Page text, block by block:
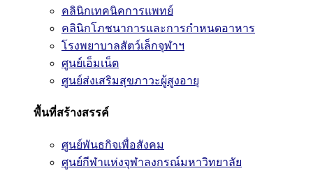
คลินิกเทคนิคการแพทย์
คลินิกโภชนาการและการกำหนดอาหาร
โรงพยาบาลสัตว์เล็กจุฬาฯ
ศูนย์เอ็มเน็ต
ศูนย์ส่งเสริมสุขภาวะผู้สูงอายุ
พื้นที่สร้างสรรค์
ศูนย์พันธกิจเพื่อสังคม
ศูนย์กีฬาแห่งจุฬาลงกรณ์มหาวิทยาลัย